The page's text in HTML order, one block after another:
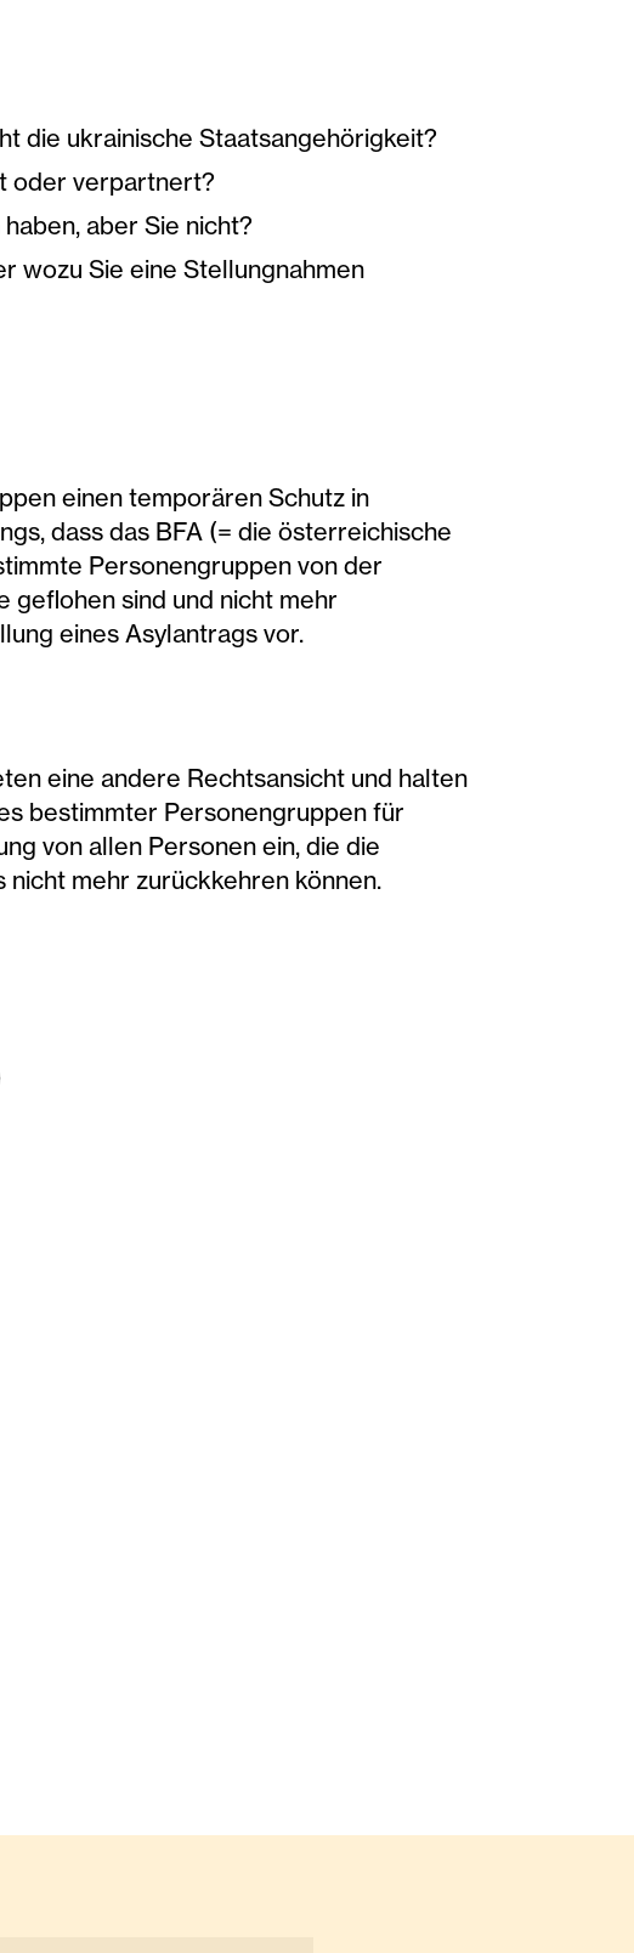
die ukrainische Staatsangehörigkeit?
oder verpartnert?
aber Sie nicht?
wozu Sie eine Stellungnahmen
einen temporären Schutz in
dass das BFA (= die österreichische
Personengruppen von der
geflohen sind und nicht mehr
eines Asylantrags vor.
eine andere Rechtsansicht und halten
bestimmter Personengruppen für
von allen Personen ein, die die
mehr zurückkehren können.